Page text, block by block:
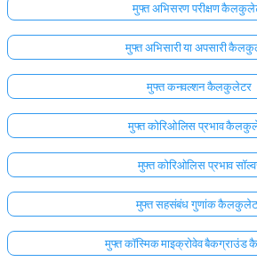
मुफ्त अभिसरण परीक्षण
मुफ्त अभिसारी या अपसारी
मुफ्त कनवल्शन कैलकुलेटर
मुफ्त कोरिओलिस प्रभाव
मुफ्त कोरिओलिस प्रभाव
मुफ्त सहसंबंध गुणांक
मुफ्त कॉस्मिक माइक्रोवेव